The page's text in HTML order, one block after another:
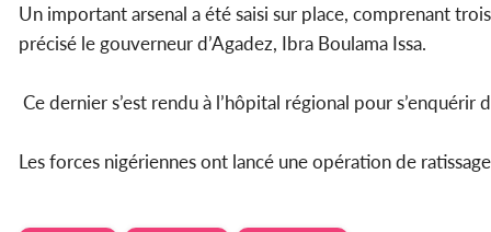
Un important arsenal a été saisi sur place, comprenant
précisé le gouverneur d’Agadez, Ibra Boulama Issa.
Ce dernier s’est rendu à l’hôpital régional pour s’enquérir
Les forces nigériennes ont lancé une opération de